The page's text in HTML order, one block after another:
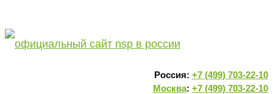
Россия: +7 (499) 703-22-10
Москва: +7 (499) 703-22-10